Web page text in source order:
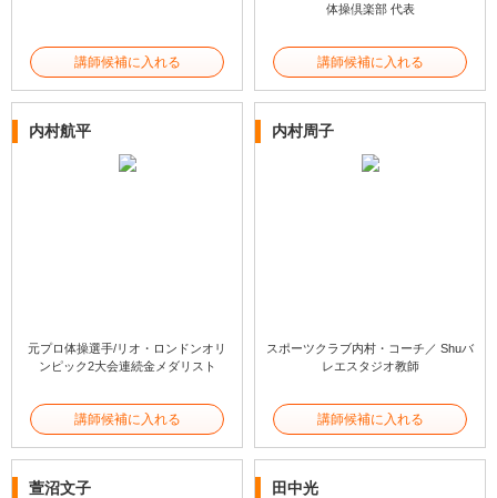
講師候補に入れる
体操倶楽部 代表
講師候補に入れる
内村航平
元プロ体操選手/リオ・ロンドンオリ
ンピック2大会連続金メダリスト
講師候補に入れる
内村周子
スポーツクラブ内村・コーチ／ Shuバ
レエスタジオ教師
講師候補に入れる
萱沼文子 田中光